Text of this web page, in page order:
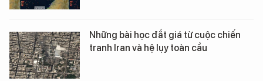
Những bài học đắt giá từ cuộc chiến
tranh Iran và hệ lụy toàn cầu